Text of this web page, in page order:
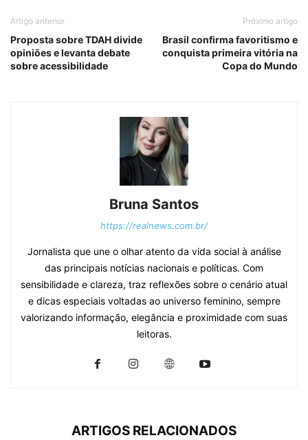
Artigo anterior
Proposta sobre TDAH divide
opiniões e levanta debate
sobre acessibilidade
Próximo artigo
Brasil confirma favoritismo e
conquista primeira vitória na
Copa do Mundo
Bruna Santos
https://realnews.com.br/
Jornalista que une o olhar atento da vida social à análise
das principais notícias nacionais e políticas. Com
sensibilidade e clareza, traz reflexões sobre o cenário atual
e dicas especiais voltadas ao universo feminino, sempre
valorizando informação, elegância e proximidade com suas
leitoras.
ARTIGOS RELACIONADOS